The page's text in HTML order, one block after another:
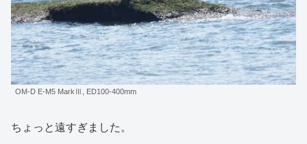
OM-D E-M5 MarkⅢ, ED100-400mm
ちょっと遠すぎました。